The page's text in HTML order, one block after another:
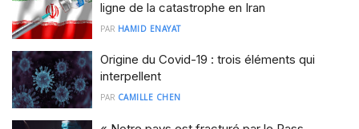
ligne de la catastrophe en Iran
PAR HAMID ENAYAT
Origine du Covid-19 : trois éléments qui
interpellent
PAR CAMILLE CHEN